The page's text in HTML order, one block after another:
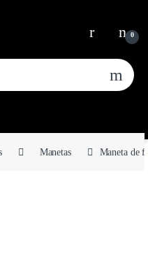
0
Manetas Maneta de